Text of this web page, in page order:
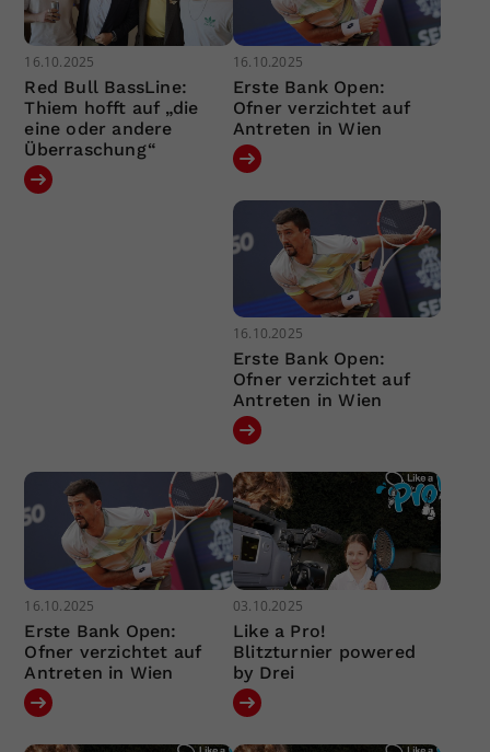
16.10.2025
Red Bull BassLine:
Thiem hofft auf „die
eine oder andere
Überraschung“
16.10.2025
Erste Bank Open:
Ofner verzichtet auf
Antreten in Wien
16.10.2025
Erste Bank Open:
Ofner verzichtet auf
Antreten in Wien
16.10.2025
Erste Bank Open:
Ofner verzichtet auf
Antreten in Wien
03.10.2025
Like a Pro!
Blitzturnier powered
by Drei